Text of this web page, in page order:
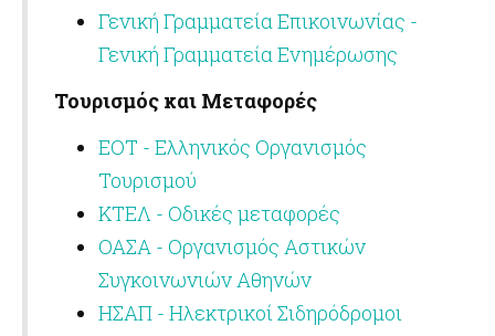
Γενική Γραμματεία Επικοινωνίας -
Γενική Γραμματεία Ενημέρωσης
Τουρισμός και Μεταφορές
ΕΟΤ - Ελληνικός Οργανισμός
Τουρισμού
ΚΤΕΛ - Οδικές μεταφορές
ΟΑΣΑ - Οργανισμός Αστικών
Συγκοινωνιών Αθηνών
ΗΣΑΠ - Ηλεκτρικοί Σιδηρόδρομοι